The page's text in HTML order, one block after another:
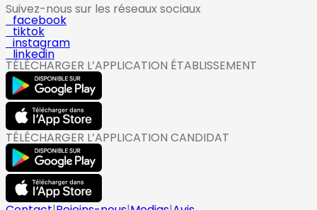
Suivez-nous sur les réseaux sociaux
facebook
tiktok
instagram
linkedin
TÉLÉCHARGER L’APPLICATION ÉTABLISSEMENT
TÉLÉCHARGER L’APPLICATION CANDIDAT